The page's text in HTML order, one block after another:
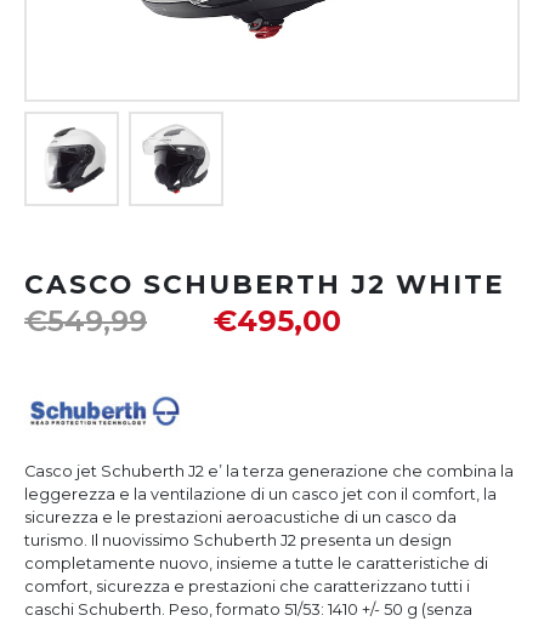
CASCO SCHUBERTH J2 WHITE
€549,99 €495,00
Casco jet Schuberth J2 e’ la terza generazione che combina la
leggerezza e la ventilazione di un casco jet con il comfort, la
sicurezza e le prestazioni aeroacustiche di un casco da
turismo. Il nuovissimo Schuberth J2 presenta un design
completamente nuovo, insieme a tutte le caratteristiche di
comfort, sicurezza e prestazioni che caratterizzano tutti i
caschi Schuberth. Peso, formato 51/53: 1410 +/- 50 g (senza